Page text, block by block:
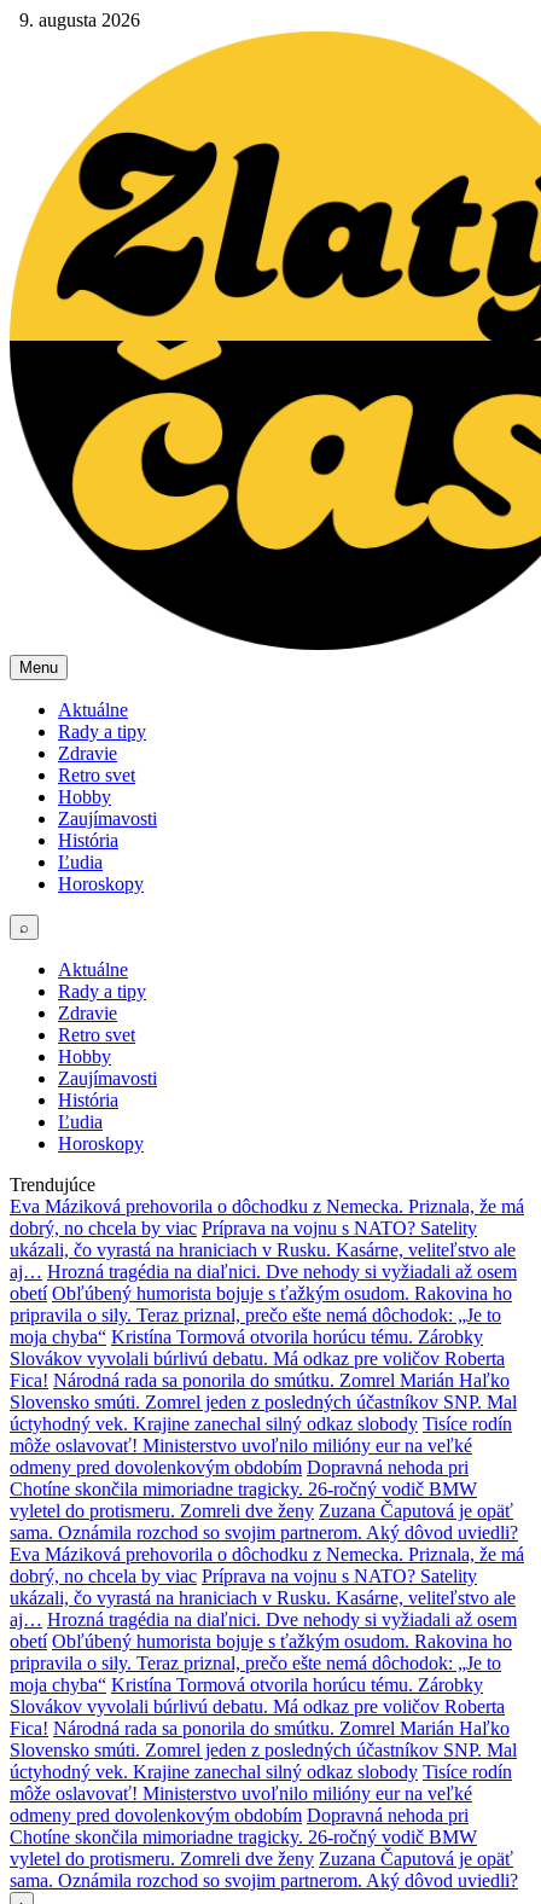
9. augusta 2026
Menu
Aktuálne
Rady a tipy
Zdravie
Retro svet
Hobby
Zaujímavosti
História
Ľudia
Horoskopy
⌕
Aktuálne
Rady a tipy
Zdravie
Retro svet
Hobby
Zaujímavosti
História
Ľudia
Horoskopy
Trendujúce
Eva Máziková prehovorila o dôchodku z Nemecka. Priznala, že má
dobrý, no chcela by viac Príprava na vojnu s NATO? Satelity
ukázali, čo vyrastá na hraniciach v Rusku. Kasárne, veliteľstvo ale
aj… Hrozná tragédia na diaľnici. Dve nehody si vyžiadali až osem
obetí Obľúbený humorista bojuje s ťažkým osudom. Rakovina ho
pripravila o sily. Teraz priznal, prečo ešte nemá dôchodok: „Je to
moja chyba“ Kristína Tormová otvorila horúcu tému. Zárobky
Slovákov vyvolali búrlivú debatu. Má odkaz pre voličov Roberta
Fica! Národná rada sa ponorila do smútku. Zomrel Marián Haľko
Slovensko smúti. Zomrel jeden z posledných účastníkov SNP. Mal
úctyhodný vek. Krajine zanechal silný odkaz slobody Tisíce rodín
môže oslavovať! Ministerstvo uvoľnilo milióny eur na veľké
odmeny pred dovolenkovým obdobím Dopravná nehoda pri
Chotíne skončila mimoriadne tragicky. 26-ročný vodič BMW
vyletel do protismeru. Zomreli dve ženy Zuzana Čaputová je opäť
sama. Oznámila rozchod so svojim partnerom. Aký dôvod uviedli?
Eva Máziková prehovorila o dôchodku z Nemecka. Priznala, že má
dobrý, no chcela by viac Príprava na vojnu s NATO? Satelity
ukázali, čo vyrastá na hraniciach v Rusku. Kasárne, veliteľstvo ale
aj… Hrozná tragédia na diaľnici. Dve nehody si vyžiadali až osem
obetí Obľúbený humorista bojuje s ťažkým osudom. Rakovina ho
pripravila o sily. Teraz priznal, prečo ešte nemá dôchodok: „Je to
moja chyba“ Kristína Tormová otvorila horúcu tému. Zárobky
Slovákov vyvolali búrlivú debatu. Má odkaz pre voličov Roberta
Fica! Národná rada sa ponorila do smútku. Zomrel Marián Haľko
Slovensko smúti. Zomrel jeden z posledných účastníkov SNP. Mal
úctyhodný vek. Krajine zanechal silný odkaz slobody Tisíce rodín
môže oslavovať! Ministerstvo uvoľnilo milióny eur na veľké
odmeny pred dovolenkovým obdobím Dopravná nehoda pri
Chotíne skončila mimoriadne tragicky. 26-ročný vodič BMW
vyletel do protismeru. Zomreli dve ženy Zuzana Čaputová je opäť
sama. Oznámila rozchod so svojim partnerom. Aký dôvod uviedli?